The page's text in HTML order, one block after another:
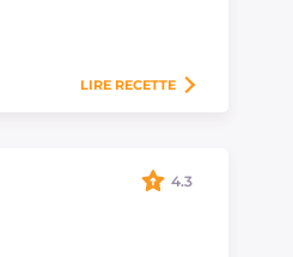
LIRE RECETTE
4.3